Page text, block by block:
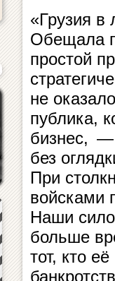
«Грузия
Обещала
простой
не
публика,
бизнес, —
без
При
войсками
Наши
больше
тот, кто